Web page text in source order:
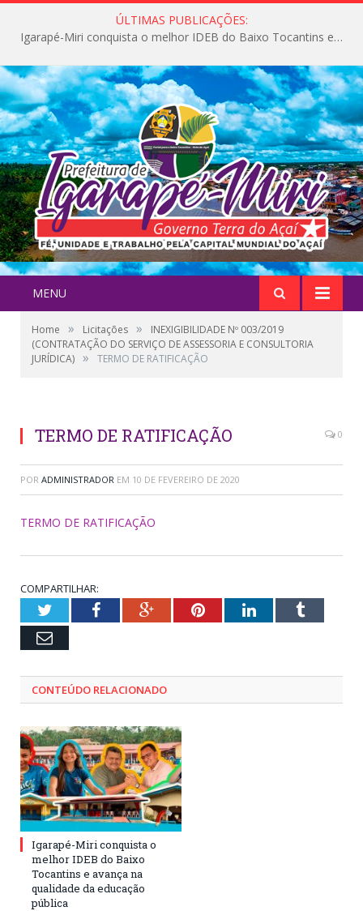
ÚLTIMAS PUBLICAÇÕES:
Igarapé-Miri conquista o melhor IDEB do Baixo Tocantins e avança na qualidade da educação pública
MENU
Home » Licitações »
INEXIGIBILIDADE Nº 003/2019
(CONTRATAÇÃO DO SERVIÇO DE ASSESSORIA E CONSULTORIA
JURÍDICA) » TERMO DE RATIFICAÇÃO
TERMO DE RATIFICAÇÃO 0
POR ADMINISTRADOR EM 10 DE FEVEREIRO DE 2020
TERMO DE RATIFICAÇÃO
COMPARTILHAR:
TwitterFacebookGoogle+PinterestLinkedInTumblr
Email
CONTEÚDO RELACIONADO
Igarapé-Miri conquista o
melhor IDEB do Baixo
Tocantins e avança na
qualidade da educação
pública